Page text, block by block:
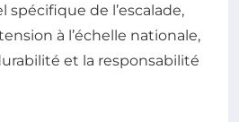
spécifique de l’escalade,
à l’échelle nationale,
et la responsabilité